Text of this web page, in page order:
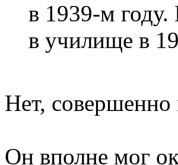
в 1939-м году.
в училище в
Нет, совершенно
Он вполне мог